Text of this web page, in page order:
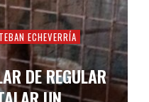
ECHEVERRÍA
DE REGULAR